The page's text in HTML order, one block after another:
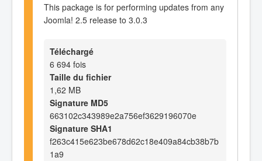
This package is for performing updates from any
Joomla! 2.5 release to 3.0.3
Téléchargé
6 694 fois
Taille du fichier
1,62 MB
Signature MD5
663102c343989e2a756ef3629196070e
Signature SHA1
f263c415e623be678d62c18e409a84cb38b7b
1a9